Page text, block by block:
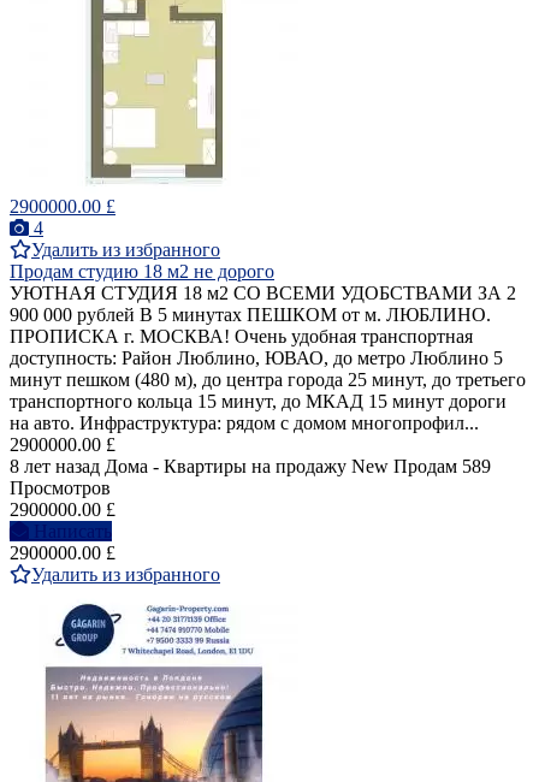
2900000.00 £
4
Удалить из избранного
Продам студию 18 м2 не дорого
УЮТНАЯ СТУДИЯ 18 м2 СО ВСЕМИ УДОБСТВАМИ ЗА 2
900 000 рублей В 5 минутах ПЕШКОМ от м. ЛЮБЛИНО.
ПРОПИСКА г. МОСКВА! Очень удобная транспортная
доступность: Район Люблино, ЮВАО, до метро Люблино 5
минут пешком (480 м), до центра города 25 минут, до третьего
транспортного кольца 15 минут, до МКАД 15 минут дороги
на авто. Инфраструктура: рядом с домом многопрофил...
2900000.00 £
8 лет назад Дома - Квартиры на продажу New Продам 589
Просмотров
2900000.00 £
Написать
2900000.00 £
Удалить из избранного